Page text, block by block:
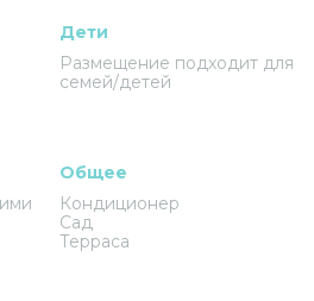
Дети
Размещение подходит для
семей/детей
Общее
Кондиционер
Сад
Терраса